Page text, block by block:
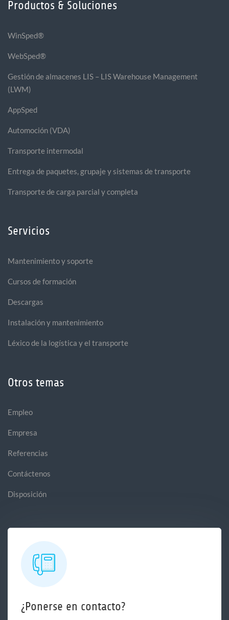
Productos & Soluciones
WinSped®
WebSped®
Gestión de almacenes LIS – LIS Warehouse Management
(LWM)
AppSped
Automoción (VDA)
Transporte intermodal
Entrega de paquetes, grupaje y sistemas de transporte
Transporte de carga parcial y completa
Servicios
Mantenimiento y soporte
Cursos de formación
Descargas
Instalación y mantenimiento
Léxico de la logística y el transporte
Otros temas
Empleo
Empresa
Referencias
Contáctenos
Disposición
¿Ponerse en contacto?